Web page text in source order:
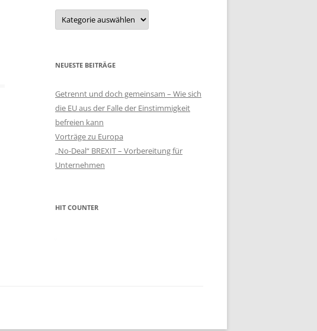
Kategorie
NEUESTE BEITRÄGE
Getrennt und doch gemeinsam – Wie sich
die EU aus der Falle der Einstimmigkeit
befreien kann
Vorträge zu Europa
„No-Deal“ BREXIT – Vorbereitung für
Unternehmen
HIT COUNTER